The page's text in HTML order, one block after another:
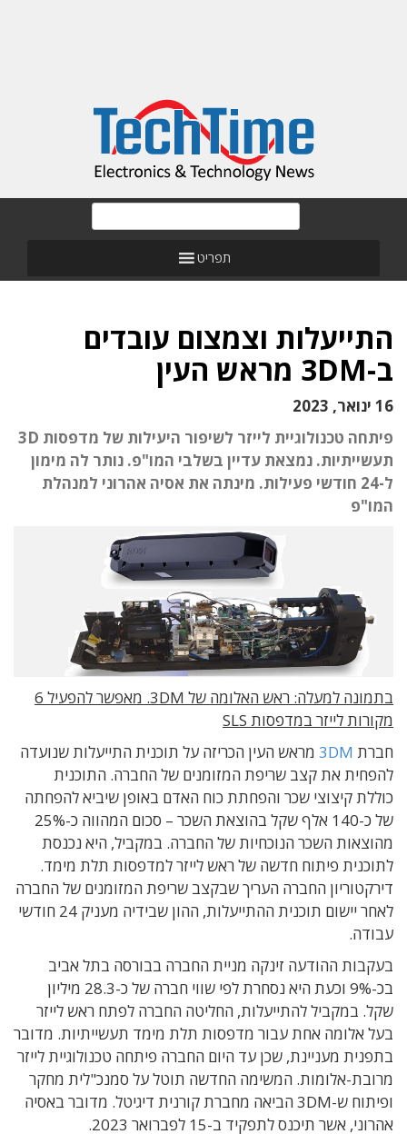
תפריט
התייעלות וצמצום עובדים
ב-3DM מראש העין
16 ינואר, 2023
פיתחה טכנולוגיית לייזר לשיפור היעילות של מדפסות 3D
תעשייתיות. נמצאת עדיין בשלבי המו"פ. נותר לה מימון
ל-24 חודשי פעילות. מינתה את אסיה אהרוני למנהלת
המו"פ
בתמונה למעלה: ראש האלומה של 3DM. מאפשר להפעיל 6
מקורות לייזר במדפסות SLS
חברת 3DM מראש העין הכריזה על תוכנית התייעלות שנועדה
להפחית את קצב שריפת המזומנים של החברה. התוכנית
כוללת קיצוצי שכר והפחתת כוח האדם באופן שיביא להפחתה
של כ-140 אלף שקל בהוצאת השכר – סכום המהווה כ-25%
מהוצאות השכר הנוכחיות של החברה. במקביל, היא נכנסת
לתוכנית פיתוח חדשה של ראש לייזר למדפסות תלת מימד.
דירקטוריון החברה העריך שבקצב שריפת המזומנים של החברה
לאחר יישום תוכנית ההתייעלות, ההון שבידיה מעניק 24 חודשי
עבודה.
בעקבות ההודעה זינקה מניית החברה בבורסה בתל אביב
בכ-9% וכעת היא נסחרת לפי שווי חברה של כ-28.3 מיליון
שקל. במקביל להתייעלות, החליטה החברה לפתח ראש לייזר
בעל אלומה אחת עבור מדפסות תלת מימד תעשייתיות. מדובר
בתפנית מעניינת, שכן עד היום החברה פיתחה טכנולוגיית לייזר
מרובת-אלומות. המשימה החדשה תוטל על סמנכ"לית מחקר
ופיתוח ש-3DM הביאה מחברת קורנית דיגיטל. מדובר באסיה
אהרוני, אשר תיכנס לתפקיד ב-15 לפברואר 2023.